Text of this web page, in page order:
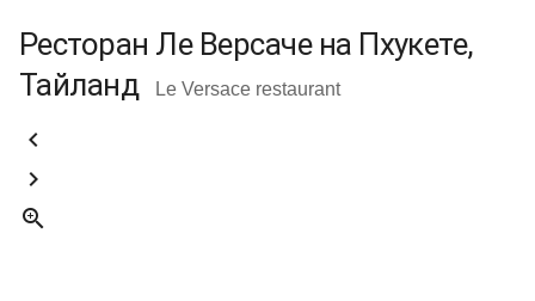
Ресторан Ле Версаче на Пхукете,
Тайланд
Le Versace restaurant


